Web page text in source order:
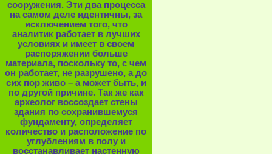
сооружения. Эти два процесса
на самом деле идентичны, за
исключением того, что
аналитик работает в лучших
условиях и имеет в своем
распоряжении больше
материала, поскольку то, с чем
он работает, не разрушено, а до
сих пор живо – а может быть, и
по другой причине. Так же как
археолог воссоздает стены
здания по сохранившемуся
фундаменту, определяет
количество и расположение по
углублениям в полу и
восстанавливает настенную